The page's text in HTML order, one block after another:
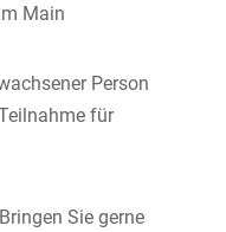
Main
Person
für
Sie gerne